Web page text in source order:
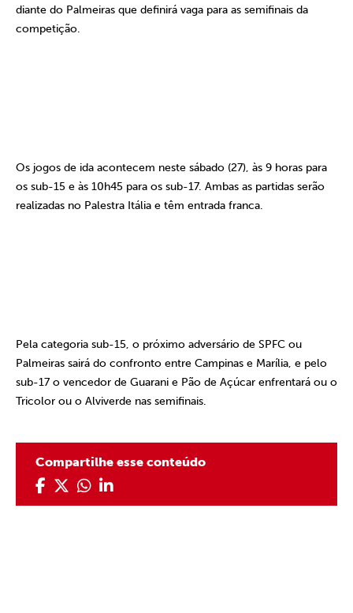
diante do Palmeiras que definirá vaga para as semifinais da
competição.
Os jogos de ida acontecem neste sábado (27), às 9 horas para
os sub-15 e às 10h45 para os sub-17. Ambas as partidas serão
realizadas no Palestra Itália e têm entrada franca.
Pela categoria sub-15, o próximo adversário de SPFC ou
Palmeiras sairá do confronto entre Campinas e Marília, e pelo
sub-17 o vencedor de Guarani e Pão de Açúcar enfrentará ou o
Tricolor ou o Alviverde nas semifinais.
Compartilhe esse conteúdo